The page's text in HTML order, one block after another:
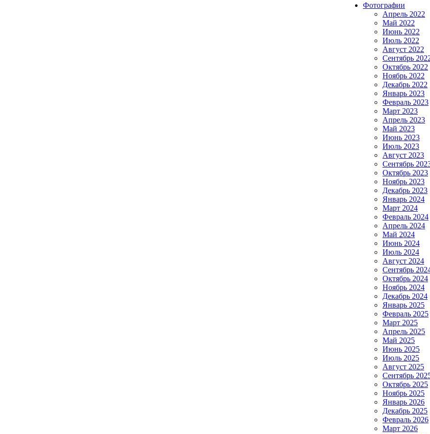
Фотографии
Апрель 2022
Май 2022
Июнь 2022
Июль 2022
Август 2022
Сентябрь
Октябрь 2022
Ноябрь 2022
Декабрь 2022
Январь 2023
Февраль 2023
Март 2023
Апрель 2023
Май 2023
Июнь 2023
Июль 2023
Август 2023
Сентябрь
Октябрь 2023
Ноябрь 2023
Декабрь 2023
Январь 2024
Март 2024
Февраль 2024
Апрель 2024
Май 2024
Июнь 2024
Июль 2024
Август 2024
Сентябрь
Октябрь 2024
Ноябрь 2024
Декабрь 2024
Январь 2025
Февраль 2025
Март 2025
Апрель 2025
Май 2025
Июнь 2025
Июль 2025
Август 2025
Сентябрь
Октябрь 2025
Ноябрь 2025
Январь 2026
Декабрь 2025
Февраль 2026
Март 2026